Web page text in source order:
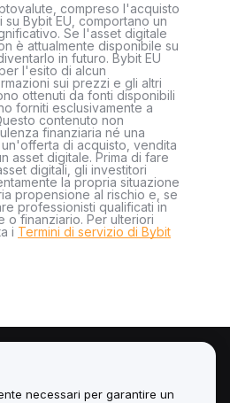
compreso l'acquisto
su Bybit EU, comportano un
Se l'asset digitale
è attualmente disponibile su
in futuro. Bybit EU
l'esito di alcun
sui prezzi e gli altri
ottenuti da fonti disponibili
forniti esclusivamente a
contenuto non
finanziaria né una
di acquisto, vendita
asset digitale. Prima di fare
digitali, gli investitori
la propria situazione
propensione al rischio e, se
professionisti qualificati in
o finanziario. Per ulteriori
i Termini di servizio di Bybit
necessari per garantire un